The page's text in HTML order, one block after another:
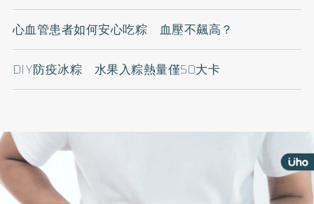
心血管患者如何安心吃粽 血壓不飆高？
DIY防疫冰粽 水果入粽熱量僅50大卡